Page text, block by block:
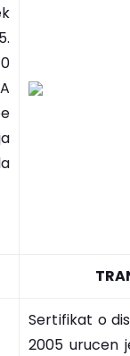
Sertifikat o
2005 urucen